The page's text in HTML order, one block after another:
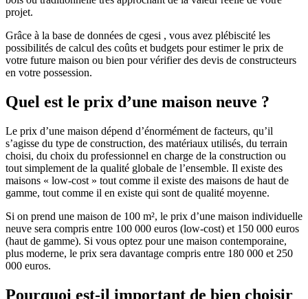
projet.
Grâce à la base de données de cgesi , vous avez plébiscité les
possibilités de calcul des coûts et budgets pour estimer le prix de
votre future maison ou bien pour vérifier des devis de constructeurs
en votre possession.
Quel est le prix d’une maison neuve ?
Le prix d’une maison dépend d’énormément de facteurs, qu’il
s’agisse du type de construction, des matériaux utilisés, du terrain
choisi, du choix du professionnel en charge de la construction ou
tout simplement de la qualité globale de l’ensemble. Il existe des
maisons « low-cost » tout comme il existe des maisons de haut de
gamme, tout comme il en existe qui sont de qualité moyenne.
Si on prend une maison de 100 m², le prix d’une maison individuelle
neuve sera compris entre 100 000 euros (low-cost) et 150 000 euros
(haut de gamme). Si vous optez pour une maison contemporaine,
plus moderne, le prix sera davantage compris entre 180 000 et 250
000 euros.
Pourquoi est-il important de bien choisir